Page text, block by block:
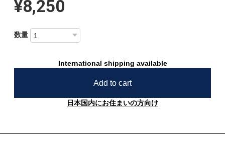
¥8,250
数量
International shipping available
Add to cart
日本国内にお住まいの方向け